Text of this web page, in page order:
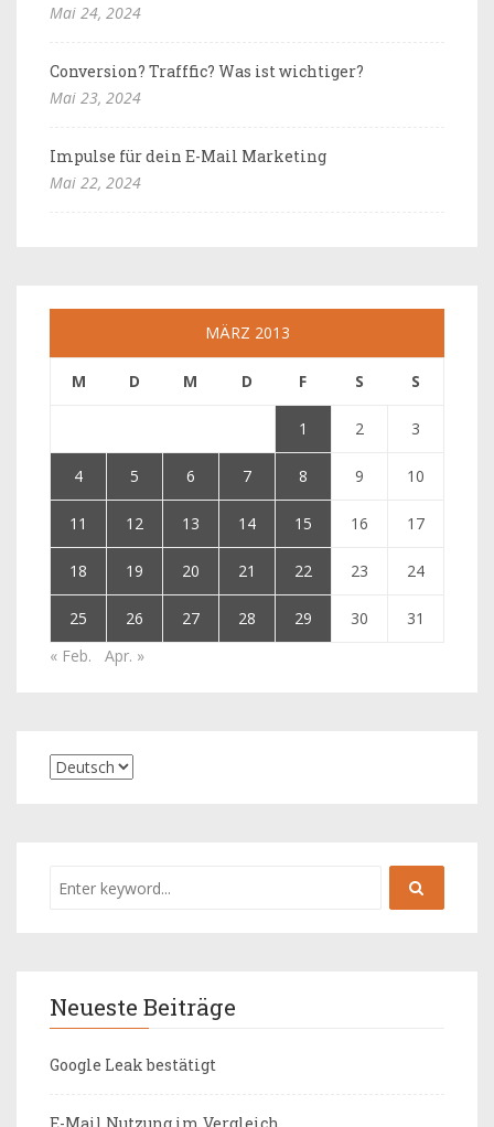
Mai 24, 2024
Conversion? Trafffic? Was ist wichtiger?
Mai 23, 2024
Impulse für dein E-Mail Marketing
Mai 22, 2024
MÄRZ 2013
M D M D F S S
1 2 3
4 5 6 7 8 9 10
11 12 13 14 15 16 17
18 19 20 21 22 23 24
25 26 27 28 29 30
31
« Feb.
Apr. »
Neueste Beiträge
Google Leak bestätigt